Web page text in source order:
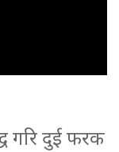
गरि दुई फरक